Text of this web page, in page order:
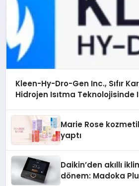
Kleen-Hy-Dro-Gen Inc., Sıfır
Hidrojen Isıtma Teknolojisinde
Marie Rose
yaptı
Daikin’den akıllı
dönem: Madoka